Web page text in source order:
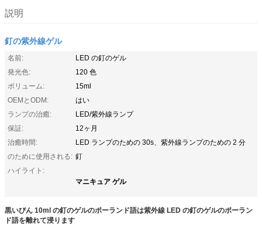
説明
釘の紫外線ゲル
名前:
LED の釘のゲル
発光色:
120 色
ボリューム:
15ml
OEMとODM:
はい
ランプの治癒:
LED/紫外線ランプ
保証:
12ヶ月
治癒時間:
LED ランプのための 30s、紫外線ランプのための 2 分
のために使用される: 釘
ハイライト:
マニキュア ゲル
黒いびん 10ml の釘のゲルのポーランド語は紫外線 LED の釘のゲルのポーラン
ド語を離れて浸ります